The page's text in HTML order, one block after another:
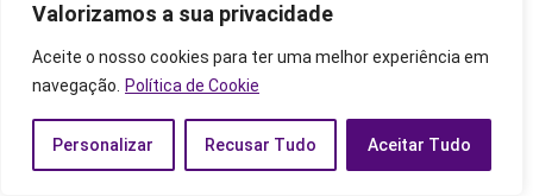
Valorizamos a sua privacidade
Aceite o nosso cookies para ter uma melhor experiência em
navegação.
Política de Cookie
Personalizar Recusar Tudo Aceitar Tudo